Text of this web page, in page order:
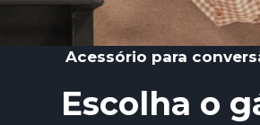
Acessório para
Escolha o